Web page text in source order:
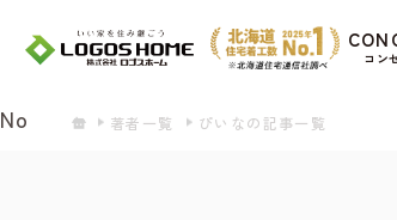
コン
著者一覧 ぴいなの記事一覧
Cookie を使用して、お客様の活動
No